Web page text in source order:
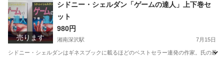
売ります
シドニー・シェルダン「ゲームの達人」上下巻セ
ット
980円
湘南深沢駅 7月15日
シドニー・シェルダンはギネスブックに載るほどのベストセラー連発の作家。氏の最